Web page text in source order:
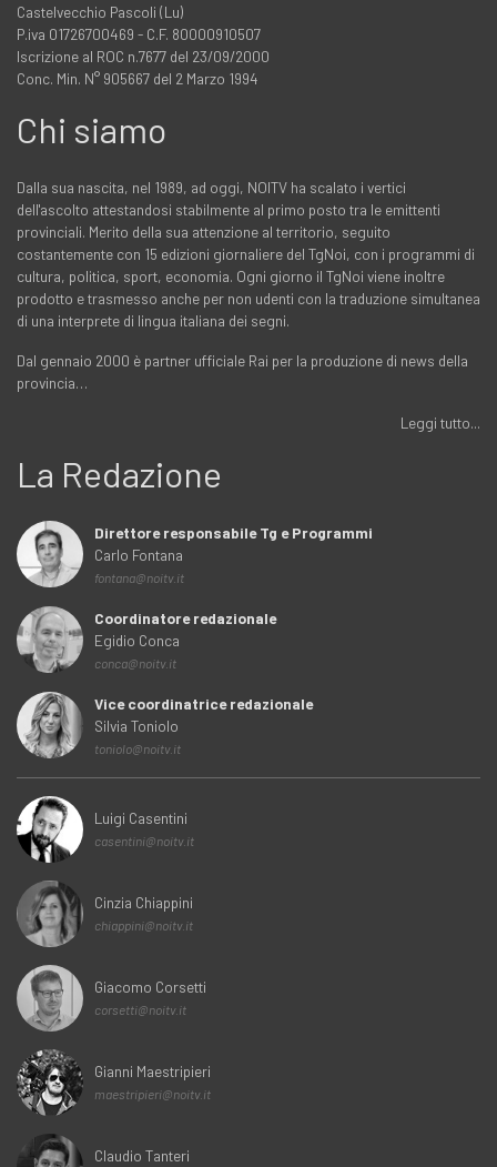
Castelvecchio Pascoli (Lu)
P.iva 01726700469 - C.F. 80000910507
Iscrizione al ROC n.7677 del 23/09/2000
Conc. Min. N° 905667 del 2 Marzo 1994
Chi siamo
Dalla sua nascita, nel 1989, ad oggi, NOITV ha scalato i vertici
dell'ascolto attestandosi stabilmente al primo posto tra le emittenti
provinciali. Merito della sua attenzione al territorio, seguito
costantemente con 15 edizioni giornaliere del TgNoi, con i programmi di
cultura, politica, sport, economia. Ogni giorno il TgNoi viene inoltre
prodotto e trasmesso anche per non udenti con la traduzione simultanea
di una interprete di lingua italiana dei segni.
Dal gennaio 2000 è partner ufficiale Rai per la produzione di news della
provincia…
Leggi tutto...
La Redazione
Direttore responsabile Tg e Programmi
Carlo Fontana
fontana@noitv.it
Coordinatore redazionale
Egidio Conca
conca@noitv.it
Vice coordinatrice redazionale
Silvia Toniolo
toniolo@noitv.it
Luigi Casentini
casentini@noitv.it
Cinzia Chiappini
chiappini@noitv.it
Giacomo Corsetti
corsetti@noitv.it
Gianni Maestripieri
maestripieri@noitv.it
Claudio Tanteri